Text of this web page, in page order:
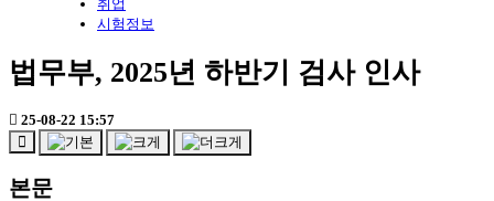
취업
시험정보
법무부, 2025년 하반기 검사 인사
25-08-22 15:57
본문